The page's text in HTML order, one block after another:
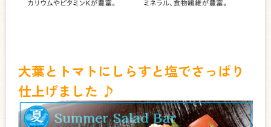
大葉とトマトにしらすと塩でさっぱり
仕上げました ♪